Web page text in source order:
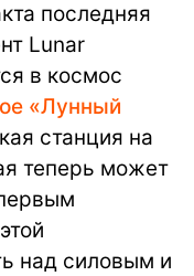
последняя
Lunar
в космос
«Лунный
станция на
теперь может
над силовым и